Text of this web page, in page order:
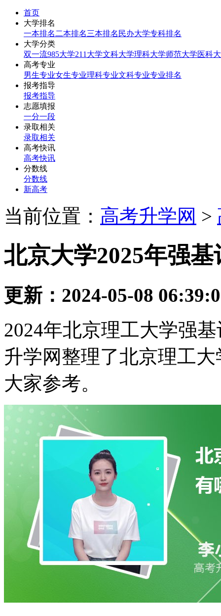
首页
大学排名
一本排名 二本排名三本排名 民办大学专科排名
大学分类
双一流985大学211大学文科大学理科大学师范大学医科
高考专业
男生专业女生专业理科专业文科专业专业排名
报考指导
报考指导
志愿填报
一分一段
录取相关
录取相关
高考快讯
高考快讯
分数线
分数线
新高考
当前位置： 高考升学网 >
北京大学2025年强
更新：2024-05-08
2024年北京理工大学强
升学网整理了北京理工
大家参考。